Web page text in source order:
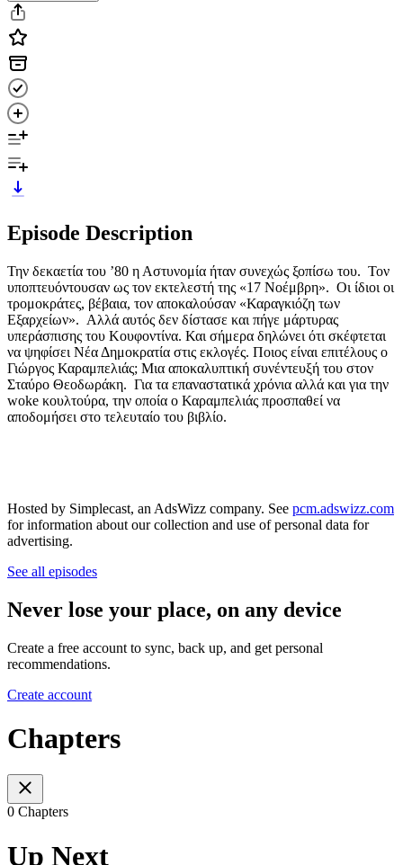
Episode Description
Την δεκαετία του ’80 η Αστυνομία ήταν συνεχώς ξοπίσω του. Τον
υποπτευόντουσαν ως τον εκτελεστή της «17 Νοέμβρη». Οι ίδιοι οι
τρομοκράτες, βέβαια, τον αποκαλούσαν «Καραγκιόζη των
Εξαρχείων». Αλλά αυτός δεν δίστασε και πήγε μάρτυρας
υπεράσπισης του Κουφοντίνα. Και σήμερα δηλώνει ότι σκέφτεται
να ψηφίσει Νέα Δημοκρατία στις εκλογές. Ποιος είναι επιτέλους ο
Γιώργος Καραμπελιάς; Μια αποκαλυπτική συνέντευξή του στον
Σταύρο Θεοδωράκη. Για τα επαναστατικά χρόνια αλλά και για την
woke κουλτούρα, την οποία ο Καραμπελιάς προσπαθεί να
αποδομήσει στο τελευταίο του βιβλίο.
Hosted by Simplecast, an AdsWizz company. See pcm.adswizz.com
for information about our collection and use of personal data for
advertising.
See all episodes
Never lose your place, on any device
Create a free account to sync, back up, and get personal
recommendations.
Create account
Chapters
0 Chapters
Up Next